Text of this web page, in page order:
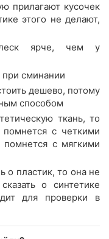
прилагают кусочек
этого не делают,
ярче, чем у
сминании
дешево, потому
способом
ткань, то
с четкими
с мягкими
о пластик, то она не
о синтетике
для проверки в